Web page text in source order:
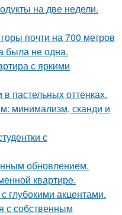
на две недели.
почти на 700 метров
была не одна.
с яркими
пастельных оттенках.
минимализм, сканди и
с
обновлением.
квартире.
глубокими акцентами.
с собственным